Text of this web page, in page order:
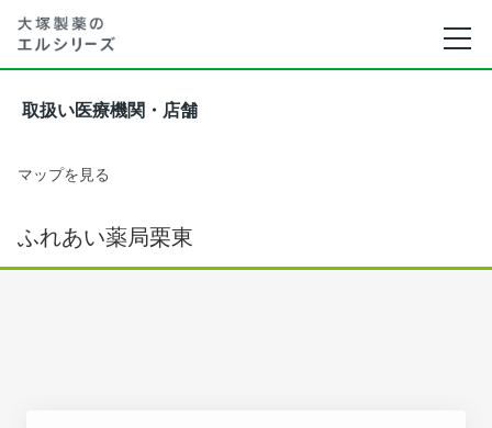
取扱い医療機関・店舗
マップを見る
ふれあい薬局栗東